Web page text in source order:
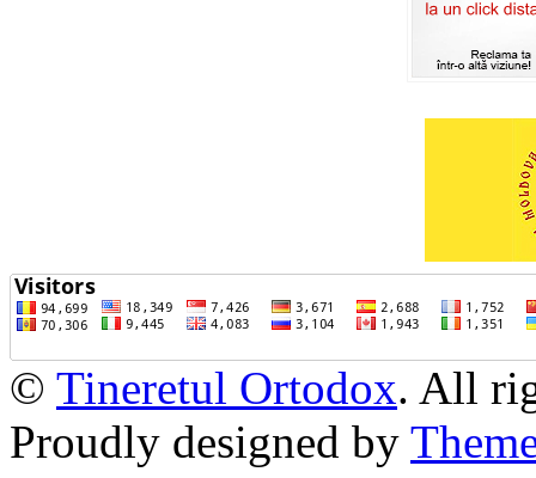
© Tineretul Ortodox. All
Proudly designed by